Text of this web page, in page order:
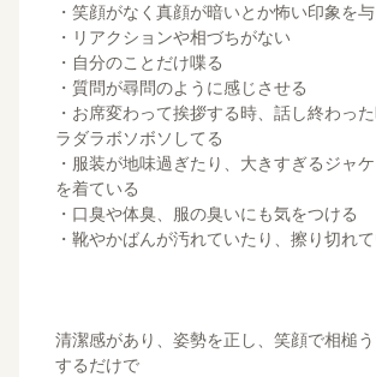
・笑顔がなく真顔が暗いとか怖い印象を
・リアクションや相づちがない
・自分のことだけ喋る
・質問が尋問のように感じさせる
・お席変わって挨拶する時、話し終わっ
ラダラボソボソしてる
・服装が地味過ぎたり、大きすぎるジャ
を着ている
・口臭や体臭、服の臭いにも気をつける
・靴やかばんが汚れていたり、擦り切れ
清潔感があり、姿勢を正し、笑顔で相槌
するだけで